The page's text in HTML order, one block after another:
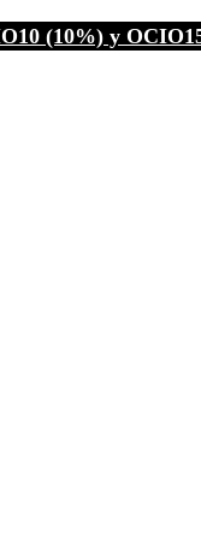
(10%) y